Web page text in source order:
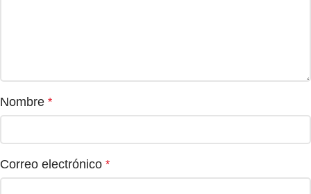
Nombre *
Correo electrónico *